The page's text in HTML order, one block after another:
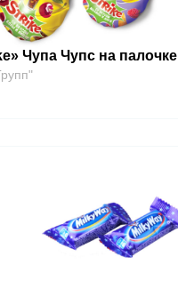
Чупа Чупс на палочке